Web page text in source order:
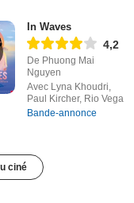
In Waves
4,2
De Phuong Mai
Nguyen
Avec Lyna Khoudri,
Paul Kircher, Rio Vega
Bande-annonce
ciné